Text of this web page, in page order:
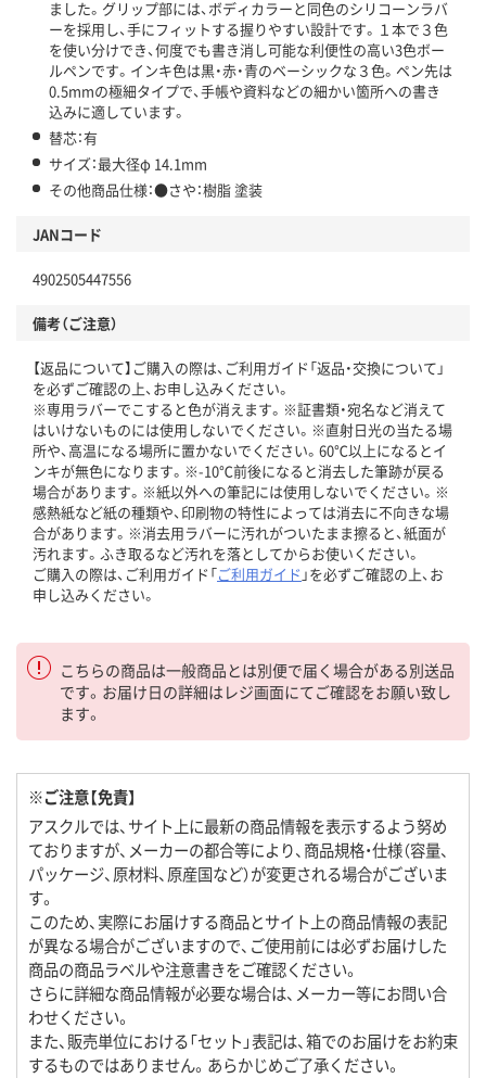
ました。グリップ部には、ボディカラーと同色のシリコーンラバ
ーを採用し、手にフィットする握りやすい設計です。１本で３色
を使い分けでき、何度でも書き消し可能な利便性の高い3色ボー
ルペンです。インキ色は黒・赤・青のベーシックな３色。ペン先は
0.5mmの極細タイプで、手帳や資料などの細かい箇所への書き
込みに適しています。
替芯：有
サイズ：最大径φ 14.1mm
その他商品仕様：●さや：樹脂 塗装
JANコード
4902505447556
備考（ご注意）
【返品について】ご購入の際は、ご利用ガイド「返品・交換について」
を必ずご確認の上、お申し込みください。
※専用ラバーでこすると色が消えます。※証書類・宛名など消えて
はいけないものには使用しないでください。※直射日光の当たる場
所や、高温になる場所に置かないでください。60℃以上になるとイ
ンキが無色になります。※-10℃前後になると消去した筆跡が戻る
場合があります。※紙以外への筆記には使用しないでください。※
感熱紙など紙の種類や、印刷物の特性によっては消去に不向きな場
合があります。※消去用ラバーに汚れがついたまま擦ると、紙面が
汚れます。ふき取るなど汚れを落としてからお使いください。
ご購入の際は、ご利用ガイド「ご利用ガイド 」を必ずご確認の上、お
申し込みください。
こちらの商品は一般商品とは別便で届く場合がある別送品
です。お届け日の詳細はレジ画面にてご確認をお願い致し
ます。
※ご注意【免責】
アスクルでは、サイト上に最新の商品情報を表示するよう努め
ておりますが、メーカーの都合等により、商品規格・仕様（容量、
パッケージ、原材料、原産国など）が変更される場合がございま
す。
このため、実際にお届けする商品とサイト上の商品情報の表記
が異なる場合がございますので、ご使用前には必ずお届けした
商品の商品ラベルや注意書きをご確認ください。
さらに詳細な商品情報が必要な場合は、メーカー等にお問い合
わせください。
また、販売単位における「セット」表記は、箱でのお届けをお約束
するものではありません。あらかじめご了承ください。